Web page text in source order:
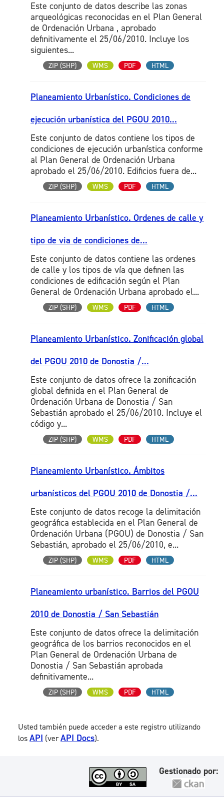
Este conjunto de datos describe las zonas
arqueológicas reconocidas en el Plan General
de Ordenación Urbana , aprobado
definitivamente el 25/06/2010. Incluye los
siguientes...
ZIP (SHP) WMS PDF HTML
Planeamiento Urbanístico. Condiciones de
ejecución urbanística del PGOU 2010...
Este conjunto de datos contiene los tipos de
condiciones de ejecución urbanística conforme
al Plan General de Ordenación Urbana
aprobado el 25/06/2010. Edificios fuera de...
ZIP (SHP) WMS PDF HTML
Planeamiento Urbanístico. Ordenes de calle y
tipo de via de condiciones de...
Este conjunto de datos contiene las ordenes
de calle y los tipos de vía que definen las
condiciones de edificación según el Plan
General de Ordenación Urbana aprobado el...
ZIP (SHP) WMS PDF HTML
Planeamiento Urbanístico. Zonificación global
del PGOU 2010 de Donostia /...
Este conjunto de datos ofrece la zonificación
global definida en el Plan General de
Ordenación Urbana de Donostia / San
Sebastián aprobado el 25/06/2010. Incluye el
código y...
ZIP (SHP) WMS PDF HTML
Planeamiento Urbanístico. Ámbitos
urbanísticos del PGOU 2010 de Donostia /...
Este conjunto de datos recoge la delimitación
geográfica establecida en el Plan General de
Ordenación Urbana (PGOU) de Donostia / San
Sebastián, aprobado el 25/06/2010, e...
ZIP (SHP) WMS PDF HTML
Planeamiento urbanístico. Barrios del PGOU
2010 de Donostia / San Sebastián
Este conjunto de datos ofrece la delimitación
geográfica de los barrios reconocidos en el
Plan General de Ordenación Urbana de
Donostia / San Sebastián aprobada
definitivamente...
ZIP (SHP) WMS PDF HTML
Usted también puede acceder a este registro utilizando
los API (verAPI Docs).
Gestionado por: